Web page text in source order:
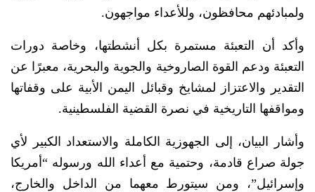
ولمبادئهم محافظون، وللأعداء مواجهون.
وأكد أن التعبئة مستمرة بكل أنشطتها، وخاصة دورات
التعبئة ودعم القوة الصاروخية والجوية والبحرية، معبرًا عن
التقدير والاعتزاز لمشايخ وقبائل اليمن الأبية على وقفاتها
ومواقفها التاريخية في نصرة القضية الفلسطينية.
وأشار البيان، إلى الجهوزية الكاملة والاستعداد الكبير لأي
جولة صراع قادمة، وحتمية مع أعداء الله ورسوله “أمريكا
وإسرائيل”، ومن سيتورط معهما من الداخل والخارج،